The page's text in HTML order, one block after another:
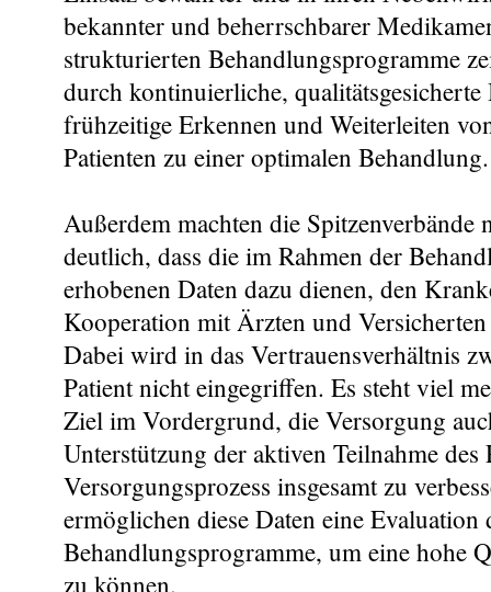
bekannter und beherrschbarer
strukturierten Behandlungsprogramme
durch kontinuierliche,
frühzeitige Erkennen und Weiterleiten
Patienten zu einer optimalen Behandlung.
Außerdem machten die Spitzenverbände
deutlich, dass die im Rahmen der
erhobenen Daten dazu dienen, den
Kooperation mit Ärzten und
Dabei wird in das Vertrauensverhältnis
Patient nicht eingegriffen. Es steht viel
Ziel im Vordergrund, die Versorgung
Unterstützung der aktiven Teilnahme des
Versorgungsprozess insgesamt zu
ermöglichen diese Daten eine Evaluation
Behandlungsprogramme, um eine hohe
zu können.